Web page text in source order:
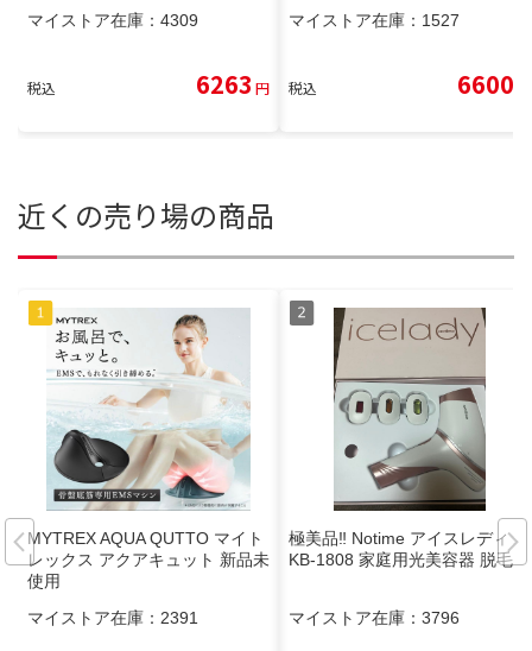
マイストア在庫： 4309
税込 6263 円
マイストア在庫： 1527
税込 6600
近くの売り場の商品
MYTREX AQUA QUTTO マイト
レックス アクアキュット 新品未
使用
マイストア在庫： 2391
極美品‼️ Notime アイスレディ S
KB-1808 家庭用光美容器 脱毛器
マイストア在庫： 3796